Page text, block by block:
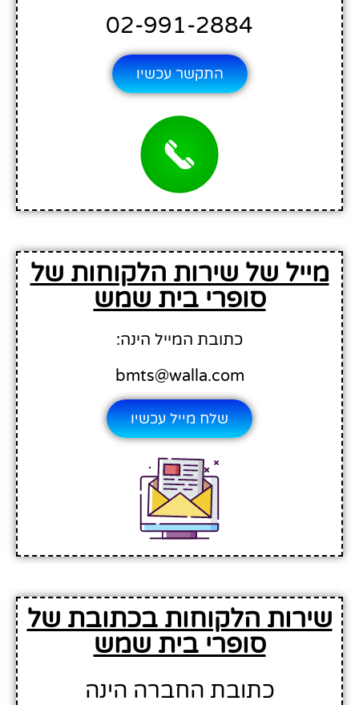
02-991-2884
התקשר עכשיו
מייל של שירות הלקוחות של
סופרי בית שמש
כתובת המייל הינה:
bmts@walla.com
שלח מייל עכשיו
שירות הלקוחות בכתובת של
סופרי בית שמש
כתובת החברה הינה